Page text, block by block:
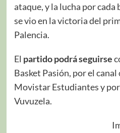
ataque, y la lucha por cada
se vio en la victoria del
Palencia.
El partido podrá seguirse
Basket Pasión, por el
Movistar Estudiantes y
Vuvuzela.